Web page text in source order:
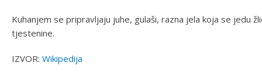
Kuhanjem se pripravljaju juhe, gulaši, razna jela koja se jedu
tjestenine.
IZVOR: Wikipedija